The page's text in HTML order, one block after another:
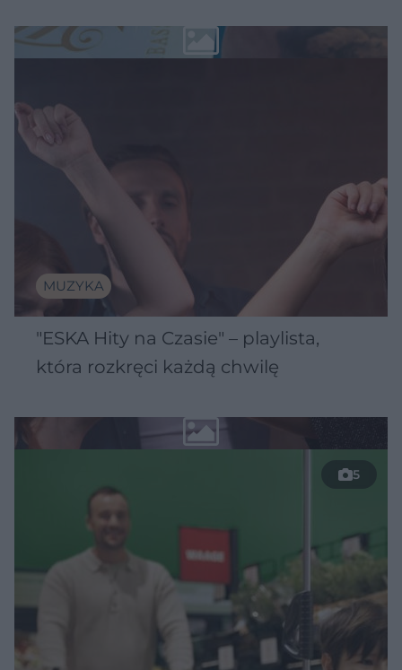
MUZYKA
"ESKA Hity na Czasie" – playlista,
która rozkręci każdą chwilę
5